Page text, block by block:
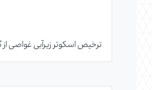
ترخیص اسکوتر زیرآبی غواصی